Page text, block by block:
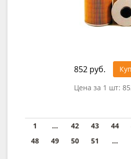
852 руб.
Цена за 1 шт:
1 ... 42 43 44
48
49 50 51 ...